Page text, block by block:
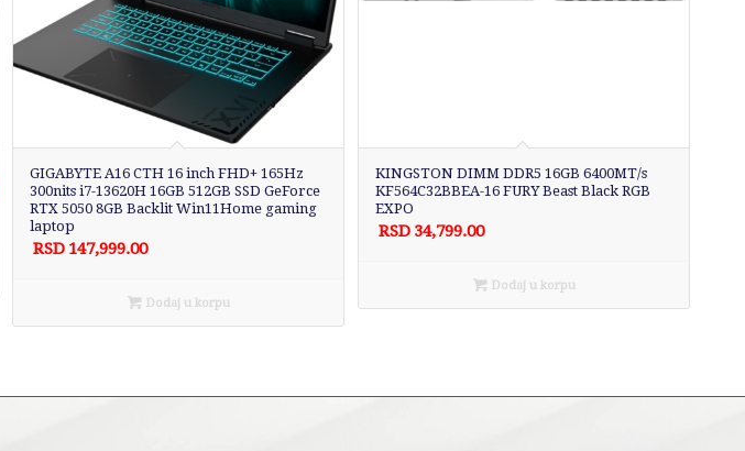
GIGABYTE A16 CTH 16 inch FHD+ 165Hz
300nits i7-13620H 16GB 512GB SSD GeForce
RTX 5050 8GB Backlit Win11Home gaming
laptop
RSD 147,999.00
Dodaj u korpu
KINGSTON DIMM DDR5 16GB 6400MT/s
KF564C32BBEA-16 FURY Beast Black RGB
EXPO
RSD 34,799.00
Dodaj u korpu